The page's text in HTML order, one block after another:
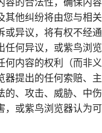
的合法性，确保
他纠纷将由您与相
异议，将有权不经通
何异议，或紫鸟
内容的权利（而
提出的任何索赔、
、攻击、威胁、中
或紫鸟浏览器认